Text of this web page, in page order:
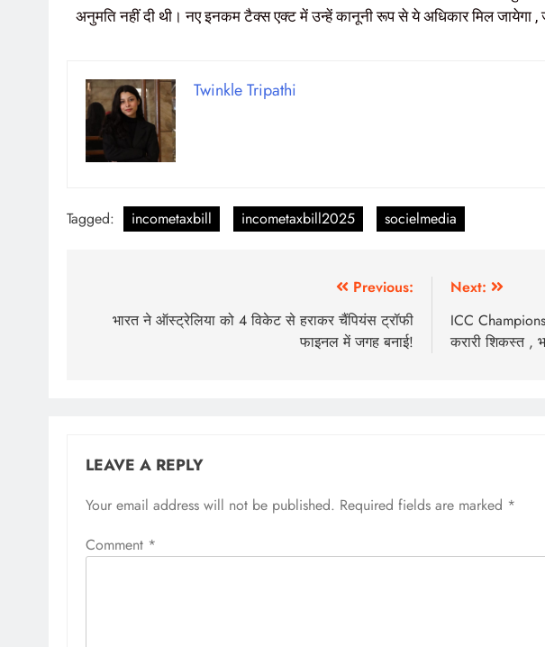
अनुमति नहीं दी थी। नए इनकम टैक्स एक्ट में उन्हें कानूनी रूप से ये अधिकार मिल जायेगा ,
Twinkle Tripathi
Tagged: incometaxbill incometaxbill2025 socielmedia
Previous:
भारत ने ऑस्ट्रेलिया को 4 विकेट से हराकर चैंपियंस ट्रॉफी
फाइनल में जगह बनाई!
Next:
ICC
करारी शिकस्त ,
LEAVE A REPLY
Your email address will not be published. Required fields are marked *
Comment *